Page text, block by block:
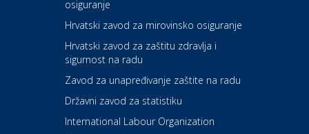
Zdravlje i osiguranje
Povoljnosti
Dental Sudar
Dom i dizajn
osiguranje
Hrvatski zavod za mirovinsko osiguranje
Hrvatski zavod za zaštitu zdravlja i
sigurnost na radu
Zavod za unapređivanje zaštite na radu
Državni zavod za statistiku
International Labour Organization